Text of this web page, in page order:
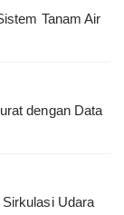
Tanam Air
dengan Data
Sirkulasi Udara